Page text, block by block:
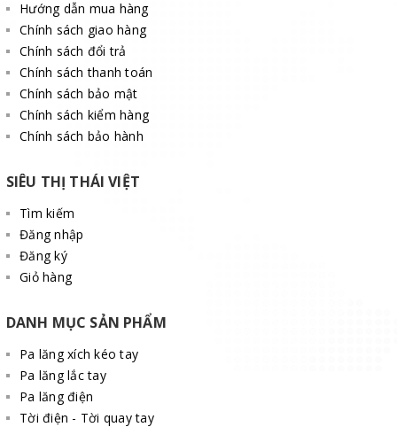
đang hoạt động.
Máy không nên hoạt động khi trời mưa hoặc bão.
Không được đứng phía dưới khi đang nâng hạ hàng
hóa.
xác và khoảng cách bằng với đường kính cáp.
Trường hợp cáp bị mòn hoặc bị hỏng, bạn nên thay
mới.
Hướng dẫn mua hàng
Chính sách giao hàng
Chính sách đổi trả
Chính sách thanh toán
Chính sách bảo mật
Chính sách kiểm hàng
Chính sách bảo hành
SIÊU THỊ THÁI VIỆT
Tìm kiếm
Đăng nhập
Đăng ký
Giỏ hàng
DANH MỤC SẢN PHẨM
Pa lăng xích kéo tay
Pa lăng lắc tay
Pa lăng điện
Tời điện - Tời quay tay